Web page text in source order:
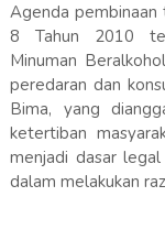
Agenda
8 Tahun 2010
Minuman
peredaran dan
Bima, yang
ketertiban
menjadi dasar
dalam melakukan